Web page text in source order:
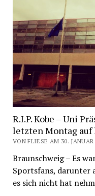
R.I.P. Kobe – Uni
letzten Montag auf
VON FLIESE AM 30. JANUAR
Braunschweig – Es
Sportsfans, darunter
es sich nicht hat